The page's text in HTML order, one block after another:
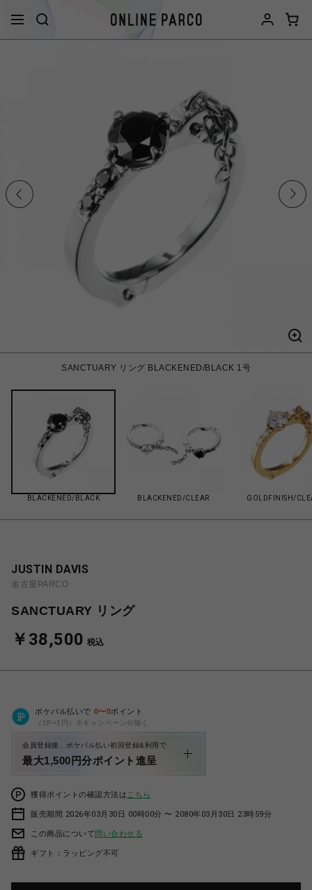
SANCTUARY リング BLACKENED/BLACK 1号
BLACKENED/BLACK BLACKENED/CLEAR GOLDFINISH/
JUSTIN DAVIS
名古屋PARCO
SANCTUARY リング
￥38,500 税込
ポケパル払いで 0〜0ポイント
（1P=1円）※キャンペーン分除く
会員登録後、ポケパル払い初回登録&利用で
最大1,500円分ポイント進呈
獲得ポイントの確認方法は こちら
販売期間 2026年03月30日 00時00分 〜 2080年03月30日 23時59分
この商品について問い合わせる
ギフト：ラッピング不可